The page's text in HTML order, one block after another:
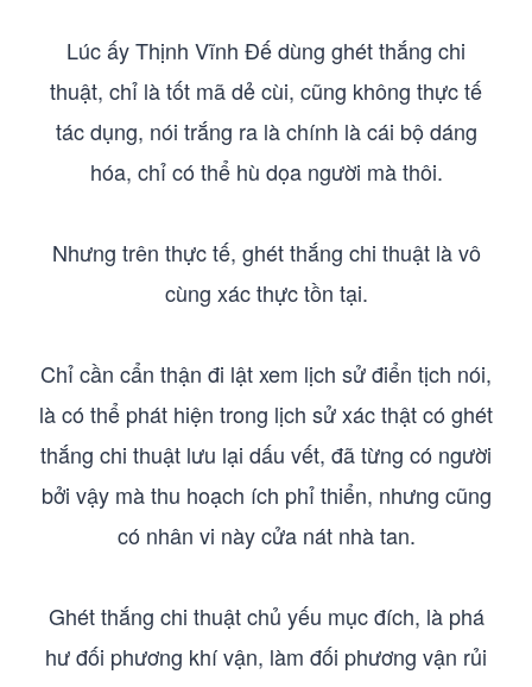
Lúc ấy Thịnh Vĩnh Đế dùng ghét thắng chi
thuật, chỉ là tốt mã dẻ cùi, cũng không thực tế
tác dụng, nói trắng ra là chính là cái bộ dáng
hóa, chỉ có thể hù dọa người mà thôi.
Nhưng trên thực tế, ghét thắng chi thuật là vô
cùng xác thực tồn tại.
Chỉ cần cẩn thận đi lật xem lịch sử điển tịch nói,
là có thể phát hiện trong lịch sử xác thật có ghét
thắng chi thuật lưu lại dấu vết, đã từng có người
bởi vậy mà thu hoạch ích phỉ thiển, nhưng cũng
có nhân vi này cửa nát nhà tan.
Ghét thắng chi thuật chủ yếu mục đích, là phá
hư đối phương khí vận, làm đối phương vận rủi